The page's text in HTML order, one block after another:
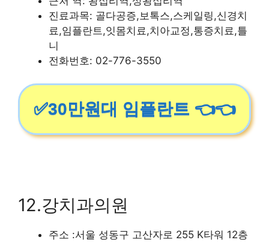
진료과목: 골다공증,보톡스,스케일링,신경치
료,임플란트,잇몸치료,치아교정,통증치료,틀
니
전화번호: 02-776-3550
✅30만원대 임플란트 👈👈
12.강치과의원
주소 :서울 성동구 고산자로 255 K타워 12층